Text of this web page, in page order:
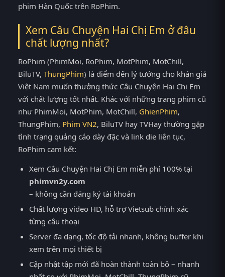
phim Hàn Quốc trên RoPhim.
Xem Câu Chuyện Hai Chị Em ở đâu
chất lượng nhất?
RoPhim (PhimMoi, RoPhim, MotPhim, MotChill,
BiluTV, ThungPhim) là điểm đến lý tưởng cho khán giả
Việt Nam muốn thưởng thức Câu Chuyện Hai Chị Em
với chất lượng tốt nhất. Khác với những trang phim cũ
như PhimMoi, MotPhim, MotChill, GhienPhim,
ThungPhim, Phim VN2, BiluTV hay TVHay thường gặp
tình trạng quảng cáo dày đặc và link die liên tục,
RoPhim cam kết:
Xem Câu Chuyện Hai Chị Em miễn phí 100% tại
phimvn2y.com
– không cần đăng ký tài khoản
Chất lượng video HD, hỗ trợ Vietsub chính xác
từng câu thoại
Server đa dạng, tốc độ tải nhanh, không buffer khi
xem trên mọi thiết bị
Cập nhật tập mới đã hoàn thành toàn bộ – nhanh